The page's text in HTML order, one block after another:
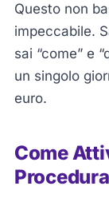
Questo non
impeccabile.
sai “come” e
un singolo
euro.
Come